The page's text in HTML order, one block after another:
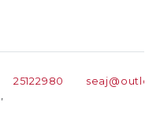
25122980